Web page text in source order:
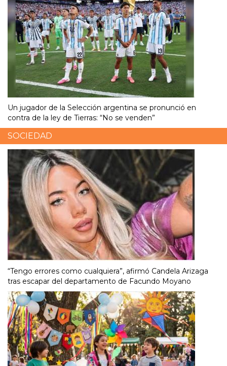
Un jugador de la Selección argentina se pronunció en
contra de la ley de Tierras: “No se venden”
SOCIEDAD
“Tengo errores como cualquiera”, afirmó Candela Arizaga
tras escapar del departamento de Facundo Moyano